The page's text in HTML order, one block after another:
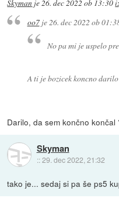
Skyman je26. dec 2022 ob 13:30
oo7je26. dec 2022 ob
No pa mi je uspelo
A ti je bozicek koncno
Darilo, da sem končno končal
Skyman
::29. dec 2022, 21:32
tako je... sedaj si pa še ps5